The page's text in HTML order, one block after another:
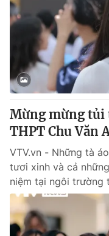
Mừng mừng tủi
THPT Chu Văn
VTV.vn - Những tà
tươi xinh và cả
niệm tại ngôi trường